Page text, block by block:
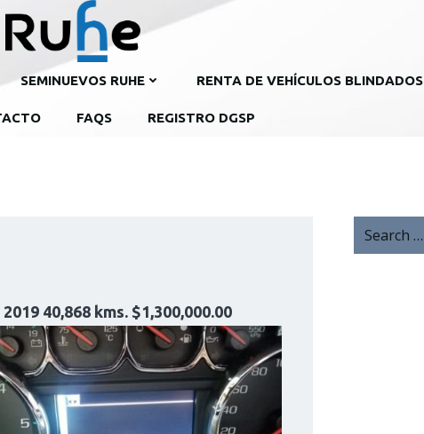
SEMINUEVOS RUHE RENTA DE VEHÍCULOS BLINDADOS
FAQS REGISTRO DGSP
40,868 kms. $1,300,000.00